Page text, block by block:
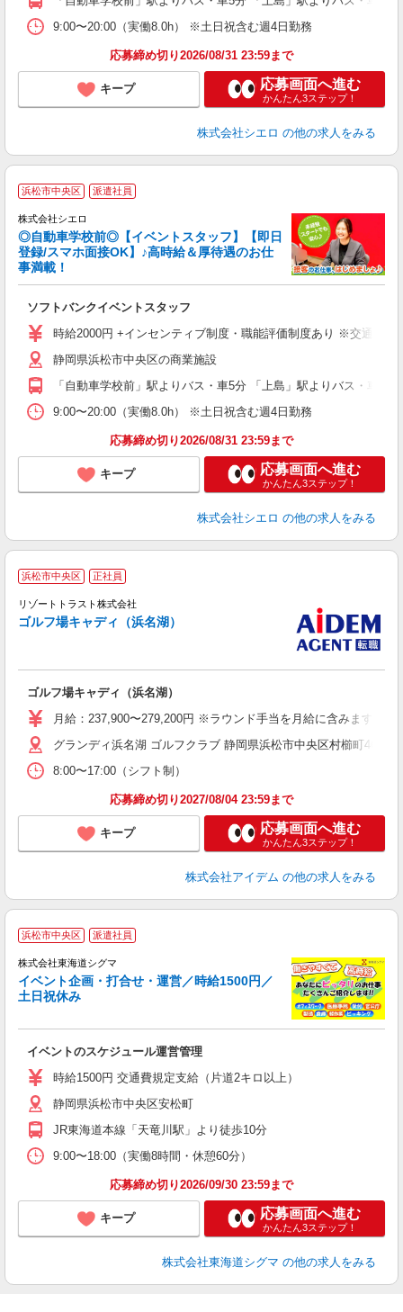
9:00〜20:00（実働8.0h） ※土日祝含む週4日勤務
応募締め切り2026/08/31 23:59まで
キープ 応募画面へ進む
かんたん3ステップ！
株式会社シエロ の他の求人をみる
浜松市中央区 派遣社員
株式会社シエロ
◎自動車学校前◎【イベントスタッフ】【即日
登録/スマホ面接OK】♪高時給＆厚待遇のお仕
事満載！
ソフトバンクイベントスタッフ
時給2000円 +インセンティブ制度・職能評価制度あり ※交通費
静岡県浜松市中央区の商業施設
「自動車学校前」駅よりバス・車5分 「上島」駅よりバス・車7分
9:00〜20:00（実働8.0h） ※土日祝含む週4日勤務
応募締め切り2026/08/31 23:59まで
キープ 応募画面へ進む
かんたん3ステップ！
株式会社シエロ の他の求人をみる
浜松市中央区 正社員
リゾートトラスト株式会社
ゴルフ場キャディ（浜名湖）
ゴルフ場キャディ（浜名湖）
月給：237,900〜279,200円 ※ラウンド手当を月給に含みます 【
グランディ浜名湖 ゴルフクラブ 静岡県浜松市中央区村櫛町4620
8:00〜17:00（シフト制）
応募締め切り2027/08/04 23:59まで
キープ 応募画面へ進む
かんたん3ステップ！
株式会社アイデム の他の求人をみる
浜松市中央区 派遣社員
株式会社東海道シグマ
イベント企画・打合せ・運営／時給1500円／
土日祝休み
イベントのスケジュール運営管理
時給1500円 交通費規定支給（片道2キロ以上）
静岡県浜松市中央区安松町
JR東海道本線「天竜川駅」より徒歩10分
9:00〜18:00（実働8時間・休憩60分）
応募締め切り2026/09/30 23:59まで
キープ 応募画面へ進む
かんたん3ステップ！
株式会社東海道シグマ の他の求人をみる